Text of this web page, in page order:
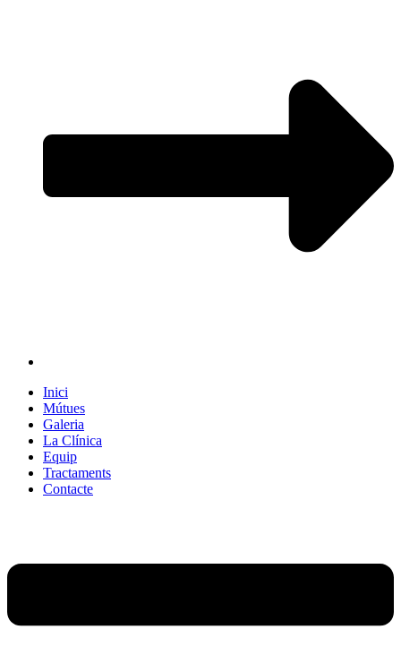
Inici
Mútues
Galeria
La Clínica
Equip
Tractaments
Contacte